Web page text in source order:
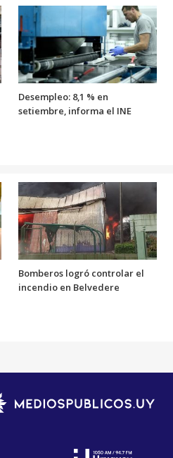
Desempleo: 8,1 % en
setiembre, informa el INE
Bomberos logró controlar el
incendio en Belvedere